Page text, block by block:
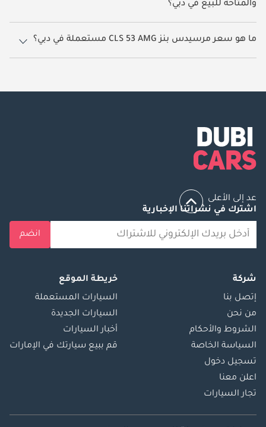
والمتاحة للبيع في دبي؟
6 سيارة مرسيدس بنز CLS 53 AMG مستعملة متوفرة للبيع في دبي.
ما هو سعر مرسيدس بنز CLS 53 AMG مستعملة في دبي؟
يبدأ سعر سيارة مرسيدس بنز CLS 53 AMG مستعملة في دبي 126,000.
عد إلى الأعلى
اشترك في نشراتنا الإخبارية
انضم
شركة
إتصل بنا
من نحن
الشروط والأحكام
السياسة الخاصة
تسجيل دخول
اعلن معنا
تجار السيارات
خريطة الموقع
السيارات المستعملة
السيارات الجديدة
أخبار السيارات
قم ببيع سيارتك في الإمارات